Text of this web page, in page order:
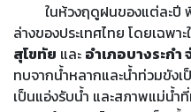
ในห้วงฤดูฝนของแต่ละปี พื้
ล่างของประเทศไทย โดยเฉพาะ
สุโขทัย และ อำเภอบางระก
ทบจากน้ำหลากและน้ำท่วมขัง
เป็นแอ่งรับน้ำ และสภาพแม่น้ำ